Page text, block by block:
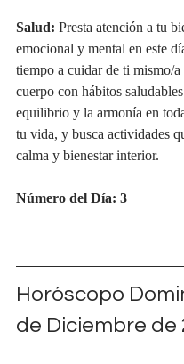
Salud: Presta atención a tu
emocional y mental en este
tiempo a cuidar de ti mismo/
cuerpo con hábitos
equilibrio y la armonía en
tu vida, y busca actividades
calma y bienestar interior.
Número del Día: 3
Horóscopo
de Diciembre de